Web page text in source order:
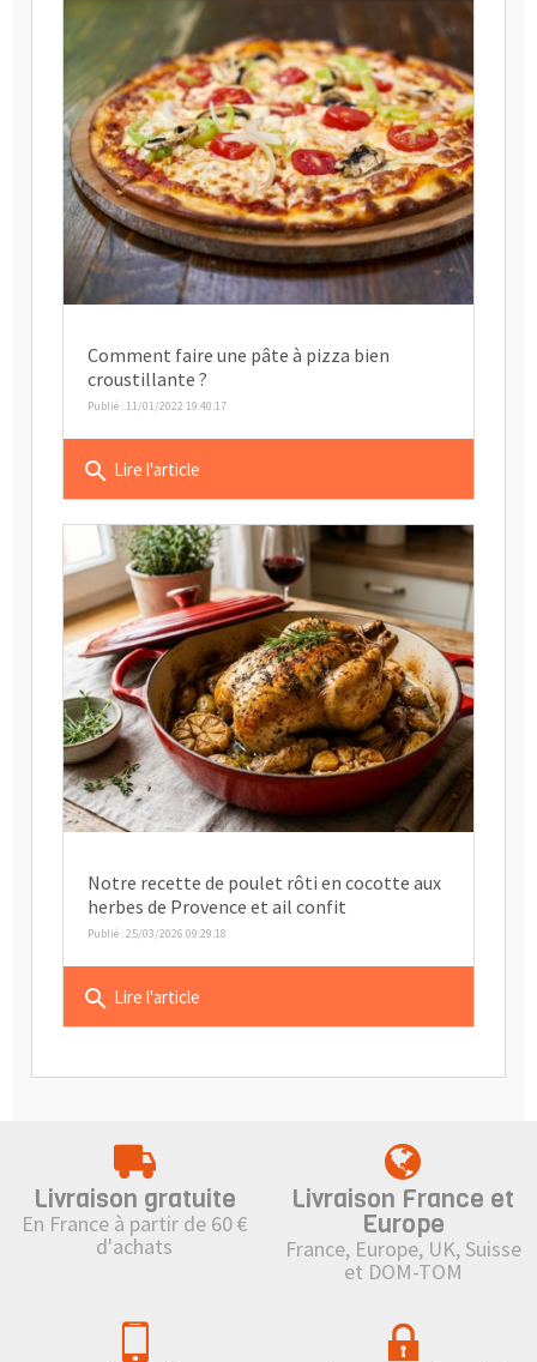
Comment faire une pâte à pizza bien
croustillante ?
Publié : 11/01/2022 19:40:17
search Lire l'article
Notre recette de poulet rôti en cocotte aux
herbes de Provence et ail confit
Publié : 25/03/2026 09:29:18
search Lire l'article
Livraison gratuite
En France à partir de 60 €
d'achats
Livraison France et
Europe
France, Europe, UK, Suisse
et DOM-TOM